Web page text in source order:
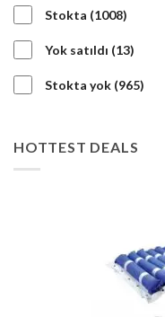
Stokta 10081008
Yok satıldı 1313
Stokta yok 965965
HOTTEST DEALS